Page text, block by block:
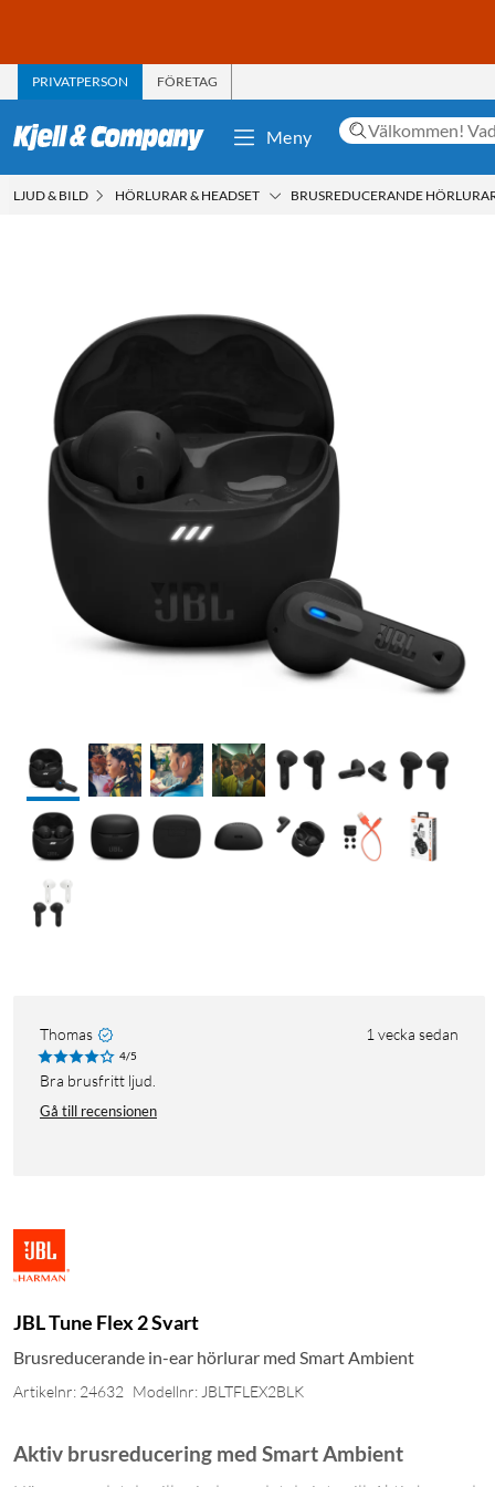
PRIVATPERSON FÖRETAG
Meny
LJUD & BILD HÖRLURAR & HEADSET BRUSREDUCERANDE
Thomas 1 vecka sedan
4/5
Bra brusfritt ljud.
Gå till recensionen
JBL Tune Flex 2 Svart
Brusreducerande in-ear hörlurar med Smart Ambient
Artikelnr: 24632 Modellnr: JBLTFLEX2BLK
Aktiv brusreducering med Smart Ambient